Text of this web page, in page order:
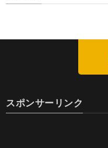
スポンサーリンク